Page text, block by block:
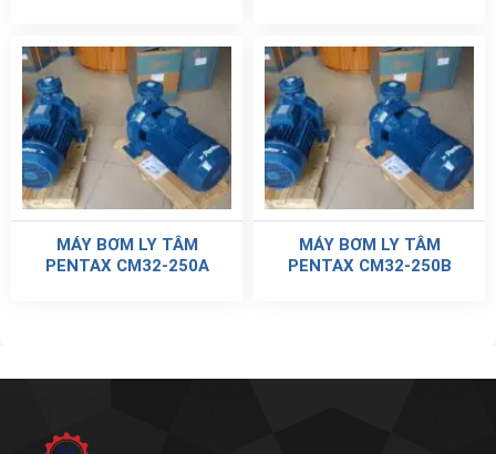
MÁY BƠM LY TÂM
PENTAX CM32-250A
MÁY BƠM LY TÂM
PENTAX CM32-250B